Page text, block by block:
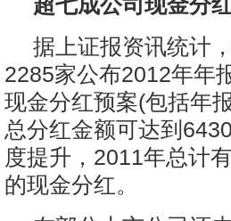
据上证报资讯统计
2285家公布2012年年
现金分红预案(包括年
总分红金额可达到
度提升，2011年总计
的现金分红。